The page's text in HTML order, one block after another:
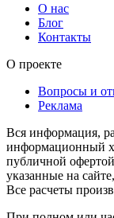
О нас
Блог
Контакты
О проекте
Вопросы и
Реклама
Вся информация,
информационный
публичной
указанные на
Все расчеты